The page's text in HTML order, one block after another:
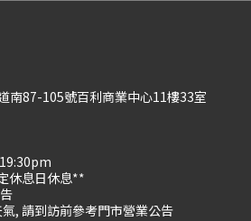
南87-105號百利商業中心11樓33室
休息日休息**
, 請到訪前參考門市營業公告